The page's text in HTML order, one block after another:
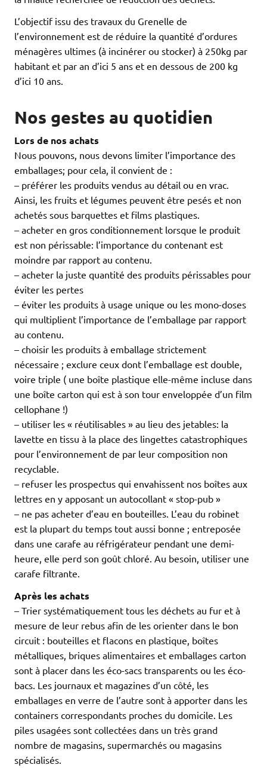
L’objectif issu des travaux du Grenelle de
l’environnement est de réduire la quantité d’ordures
ménagères ultimes (à incinérer ou stocker) à 250kg par
habitant et par an d’ici 5 ans et en dessous de 200 kg
d’ici 10 ans.
Nos gestes au quotidien
Lors de nos achats
Nous pouvons, nous devons limiter l’importance des
emballages; pour cela, il convient de :
– préférer les produits vendus au détail ou en vrac.
Ainsi, les fruits et légumes peuvent être pesés et non
achetés sous barquettes et films plastiques.
– acheter en gros conditionnement lorsque le produit
est non périssable: l’importance du contenant est
moindre par rapport au contenu.
– acheter la juste quantité des produits périssables pour
éviter les pertes
– éviter les produits à usage unique ou les mono-doses
qui multiplient l’importance de l’emballage par rapport
au contenu.
– choisir les produits à emballage strictement
nécessaire ; exclure ceux dont l’emballage est double,
voire triple ( une boîte plastique elle-même incluse dans
une boîte carton qui est à son tour enveloppée d’un film
cellophane !)
– utiliser les « réutilisables » au lieu des jetables: la
lavette en tissu à la place des lingettes catastrophiques
pour l’environnement de par leur composition non
recyclable.
– refuser les prospectus qui envahissent nos boîtes aux
lettres en y apposant un autocollant « stop-pub »
– ne pas acheter d’eau en bouteilles. L’eau du robinet
est la plupart du temps tout aussi bonne ; entreposée
dans une carafe au réfrigérateur pendant une demi-
heure, elle perd son goût chloré. Au besoin, utiliser une
carafe filtrante.
Après les achats
– Trier systématiquement tous les déchets au fur et à
mesure de leur rebus afin de les orienter dans le bon
circuit : bouteilles et flacons en plastique, boîtes
métalliques, briques alimentaires et emballages carton
sont à placer dans les éco-sacs transparents ou les éco-
bacs. Les journaux et magazines d’un côté, les
emballages en verre de l’autre sont à apporter dans les
containers correspondants proches du domicile. Les
piles usagées sont collectées dans un très grand
nombre de magasins, supermarchés ou magasins
spécialisés.